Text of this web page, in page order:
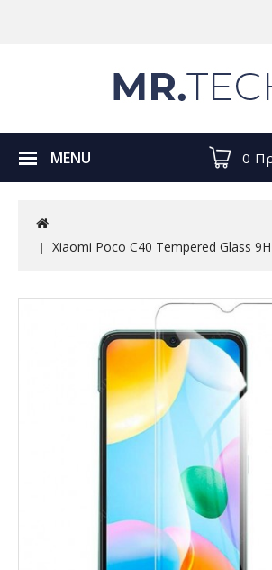
0
MENU
Xiaomi Poco C40 Tempered Glass